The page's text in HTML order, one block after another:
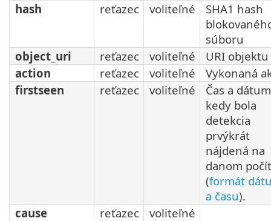
hash
reťazec voliteľné
SHA1 hash
súboru
object_uri
reťazec voliteľné
URI objektu
action
reťazec voliteľné
Vykonaná
firstseen
reťazec voliteľné
Čas a
kedy bola
detekcia
prvýkrát
nájdená na
danom
(formát
a času).
cause
reťazec
voliteľné